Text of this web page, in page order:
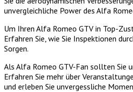
unvergleichliche Power des Alfa
Um Ihren Alfa Romeo GTV in Top-
Erfahren Sie, wie Sie Inspektionen
Sorgen.
Als Alfa Romeo GTV-Fan sollten Sie
Erfahren Sie mehr über
und erleben Sie unvergessliche